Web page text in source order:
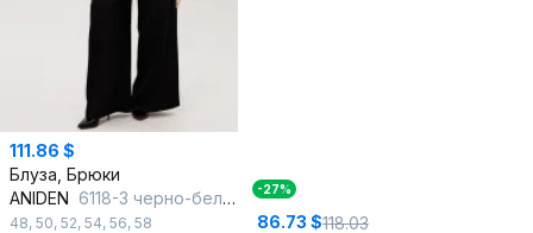
111.86 $
Блуза, Брюки
ANIDEN 6118-3 черно-белый
48, 50, 52, 54, 56, 58
-27%
86.73 $118.03